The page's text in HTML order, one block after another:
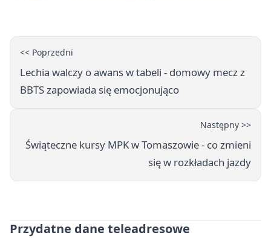
<< Poprzedni
Lechia walczy o awans w tabeli - domowy mecz z
BBTS zapowiada się emocjonująco
Następny >>
Świąteczne kursy MPK w Tomaszowie - co zmieni
się w rozkładach jazdy
Przydatne dane teleadresowe